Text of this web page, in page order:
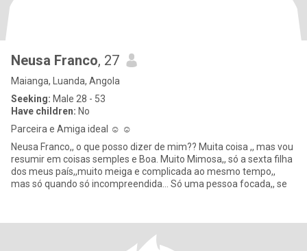
Neusa Franco, 27
Maianga, Luanda, Angola
Seeking: Male 28 - 53
Have children: No
Parceira e Amiga ideal ☺️ ☺️
Neusa Franco,, o que posso dizer de mim?? Muita coisa ,, mas vou
resumir em coisas semples e Boa. Muito Mimosa,, só a sexta filha
dos meus país,,muito meiga e complicada ao mesmo tempo,,
mas só quando só incompreendida... Só uma pessoa focada,, se